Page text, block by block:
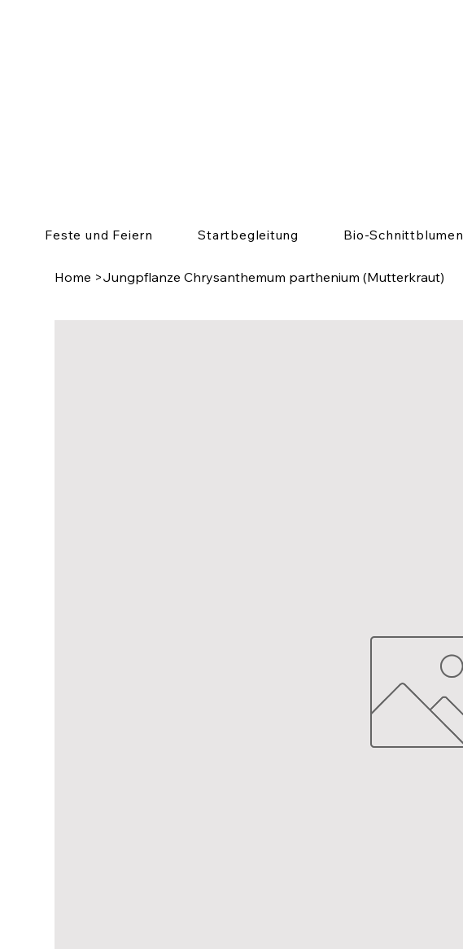
Feste und Feiern Startbegleitung Bio-Schnittblumen
Home >Jungpflanze Chrysanthemum parthenium (Mutterkraut)